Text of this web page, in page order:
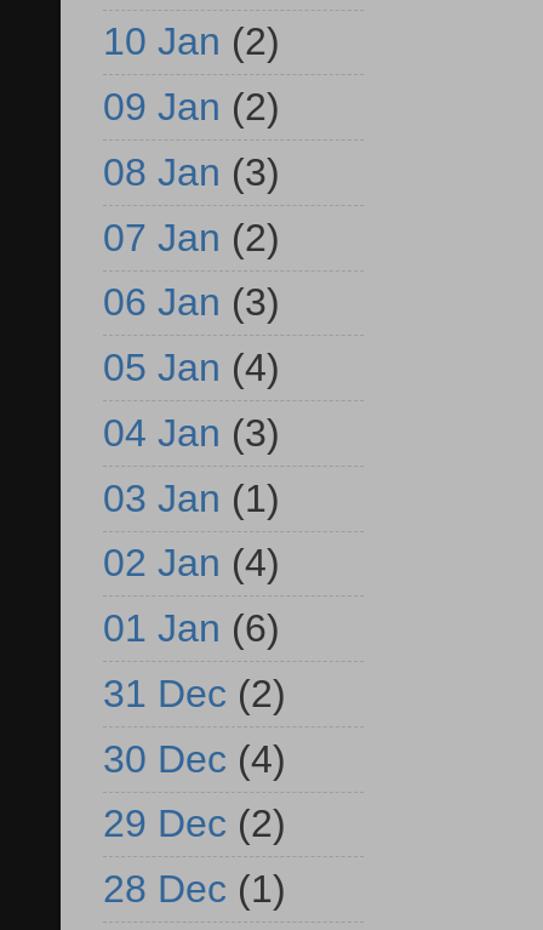
10 Jan (2)
09 Jan (2)
08 Jan (3)
07 Jan (2)
06 Jan (3)
05 Jan (4)
04 Jan (3)
03 Jan (1)
02 Jan (4)
01 Jan (6)
31 Dec (2)
30 Dec (4)
29 Dec (2)
28 Dec (1)